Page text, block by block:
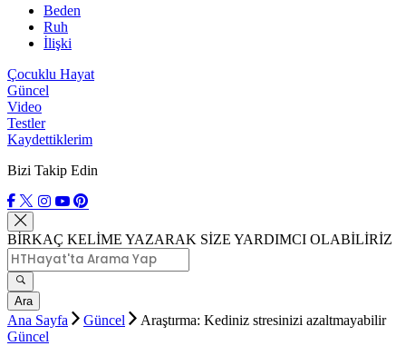
Beden
Ruh
İlişki
Çocuklu Hayat
Güncel
Video
Testler
Kaydettiklerim
Bizi Takip Edin
BİRKAÇ KELİME YAZARAK SİZE YARDIMCI OLABİLİRİZ
Ara
Ana Sayfa Güncel
Araştırma: Kediniz stresinizi azaltmayabilir
Güncel